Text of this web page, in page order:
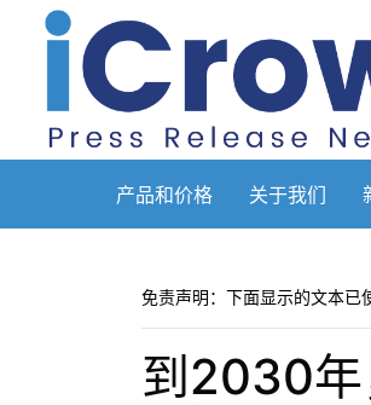
产品和价格 关于我们
免责声明：下面显示的文本已
到2030年